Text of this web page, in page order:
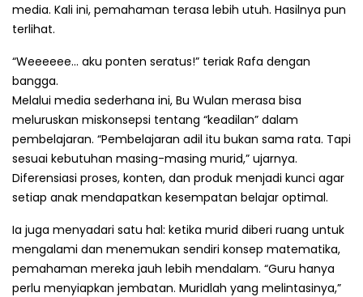
media. Kali ini, pemahaman terasa lebih utuh. Hasilnya pun
terlihat.
“Weeeeee… aku ponten seratus!” teriak Rafa dengan
bangga.
Melalui media sederhana ini, Bu Wulan merasa bisa
meluruskan miskonsepsi tentang “keadilan” dalam
pembelajaran. “Pembelajaran adil itu bukan sama rata. Tapi
sesuai kebutuhan masing-masing murid,” ujarnya.
Diferensiasi proses, konten, dan produk menjadi kunci agar
setiap anak mendapatkan kesempatan belajar optimal.
Ia juga menyadari satu hal: ketika murid diberi ruang untuk
mengalami dan menemukan sendiri konsep matematika,
pemahaman mereka jauh lebih mendalam. “Guru hanya
perlu menyiapkan jembatan. Muridlah yang melintasinya,”